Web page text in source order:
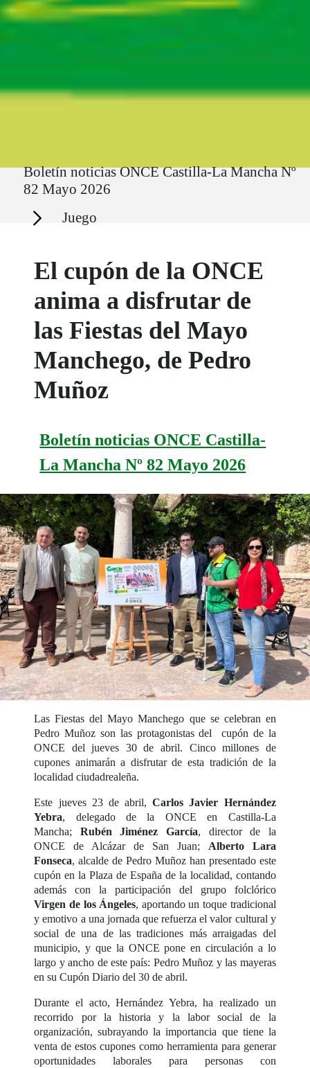
Boletín noticias ONCE Castilla-La Mancha Nº
82 Mayo 2026
Secciones Juego
El cupón de la ONCE
anima a disfrutar de
las Fiestas del Mayo
Manchego, de Pedro
Muñoz
Boletín noticias ONCE Castilla-
La Mancha Nº 82 Mayo 2026
Las Fiestas del Mayo Manchego que se celebran en
Pedro Muñoz son las protagonistas del cupón de la
ONCE del jueves 30 de abril. Cinco millones de
cupones animarán a disfrutar de esta tradición de la
localidad ciudadrealeña.
Este jueves 23 de abril,Carlos Javier Hernández
Yebra, delegado de la ONCE en Castilla-La
Mancha; Rubén Jiménez García, director de la
ONCE de Alcázar de San Juan; Alberto Lara
Fonseca, alcalde de Pedro Muñoz han presentado este
cupón en la Plaza de España de la localidad, contando
además con la participación del grupo folclórico
Virgen de los Ángeles, aportando un toque tradicional
y emotivo a una jornada que refuerza el valor cultural y
social de una de las tradiciones más arraigadas del
municipio, y que la ONCE pone en circulación a lo
largo y ancho de este país: Pedro Muñoz y las mayeras
en su Cupón Diario del 30 de abril.
Durante el acto, Hernández Yebra, ha realizado un
recorrido por la historia y la labor social de la
organización, subrayando la importancia que tiene la
venta de estos cupones como herramienta para generar
oportunidades laborales para personas con